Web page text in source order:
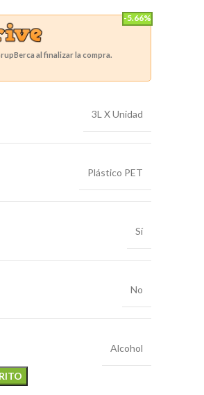
-5.66%
al finalizar la compra.
3L X Unidad
Plástico PET
Sí
No
Alcohol